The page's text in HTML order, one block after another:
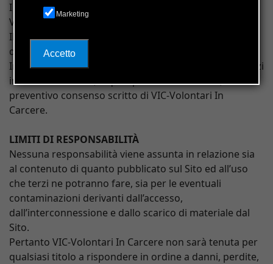
I marchi e i loghi presenti nel Sito sono di proprietà di
VIC-Volontari In Carcere.
Il nome “VIC-Volontari In Carcere” o "VIC-Caritas" e
qualsiasi marchio che includa il marchio “VIC-Volontari
In Carcere” non possono essere utilizzati come indirizzi
internet di altri siti, o quali parti di tali indirizzi, senza il
preventivo consenso scritto di VIC-Volontari In
Carcere.
LIMITI DI RESPONSABILITÀ
Nessuna responsabilità viene assunta in relazione sia
al contenuto di quanto pubblicato sul Sito ed all’uso
che terzi ne potranno fare, sia per le eventuali
contaminazioni derivanti dall’accesso,
dall’interconnessione e dallo scarico di materiale dal
Sito.
Pertanto VIC-Volontari In Carcere non sarà tenuta per
qualsiasi titolo a rispondere in ordine a danni, perdite,
Marketing
Accetto